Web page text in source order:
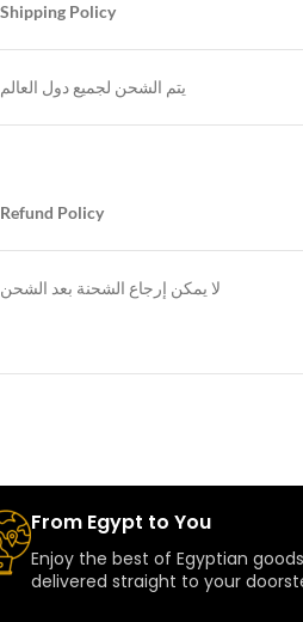
Shipping Policy
يتم الشحن لجميع دول العالم
Refund Policy
لا يمكن إرجاع الشحنة بعد الشحن
From Egypt to You
Enjoy the best of Egyptian goods
delivered straight to your